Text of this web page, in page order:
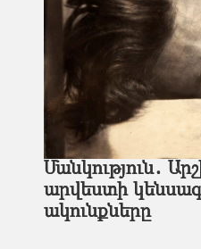
Մանկություն․
արվեստի
ակունքները